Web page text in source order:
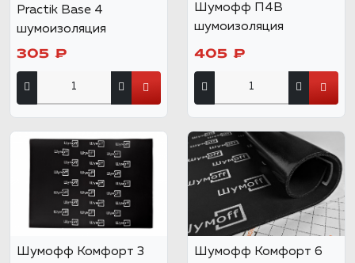
Practik Base 4
шумоизоляция
305 ₽
Шумофф П4В
шумоизоляция
405 ₽
Шумофф Комфорт 3
Шумофф Комфорт 6